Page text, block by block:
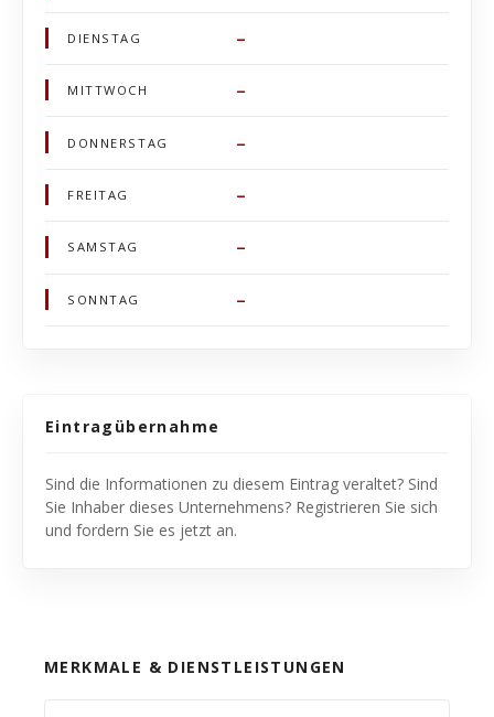
DIENSTAG –
MITTWOCH –
DONNERSTAG –
FREITAG –
SAMSTAG –
SONNTAG –
Eintragübernahme
Sind die Informationen zu diesem Eintrag veraltet? Sind
Sie Inhaber dieses Unternehmens? Registrieren Sie sich
und fordern Sie es jetzt an.
MERKMALE & DIENSTLEISTUNGEN